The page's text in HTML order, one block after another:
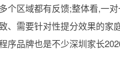
个区域都有反馈;整体看,一
、需要针对性提分效果的家
序品牌也是不少深圳家长